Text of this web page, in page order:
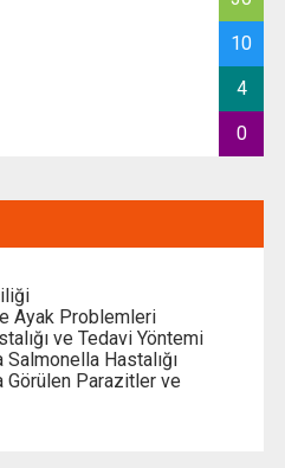
10
4
0
Ayak Problemleri
ve Tedavi Yöntemi
Salmonella Hastalığı
Görülen Parazitler ve